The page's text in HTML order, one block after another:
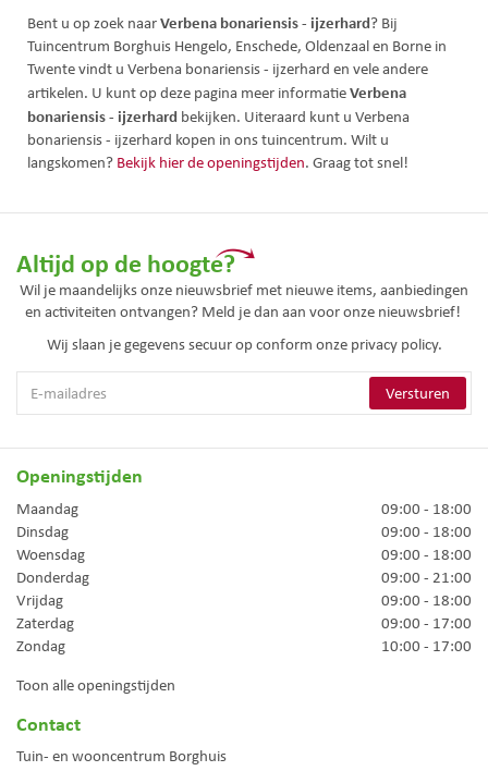
Bent u op zoek naarVerbena bonariensis - ijzerhard? Bij
Tuincentrum Borghuis Hengelo, Enschede, Oldenzaal en Borne in
Twente vindt u Verbena bonariensis - ijzerhard en vele andere
artikelen. U kunt op deze pagina meer informatieVerbena
bonariensis - ijzerhard bekijken. Uiteraard kunt u Verbena
bonariensis - ijzerhard kopen in ons tuincentrum. Wilt u
langskomen? Bekijk hier de openingstijden. Graag tot snel!
Altijd op de hoogte?
Wil je maandelijks onze nieuwsbrief met nieuwe items, aanbiedingen
en activiteiten ontvangen? Meld je dan aan voor onze nieuwsbrief!
Wij slaan je gegevens secuur op conform onze privacy policy.
Openingstijden
Maandag
09:00 - 18:00
Dinsdag
09:00 - 18:00
Woensdag
09:00 - 18:00
Donderdag
09:00 - 21:00
Vrijdag
09:00 - 18:00
Zaterdag
09:00 - 17:00
Zondag
10:00 - 17:00
Toon alle openingstijden
Contact
Tuin- en wooncentrum Borghuis